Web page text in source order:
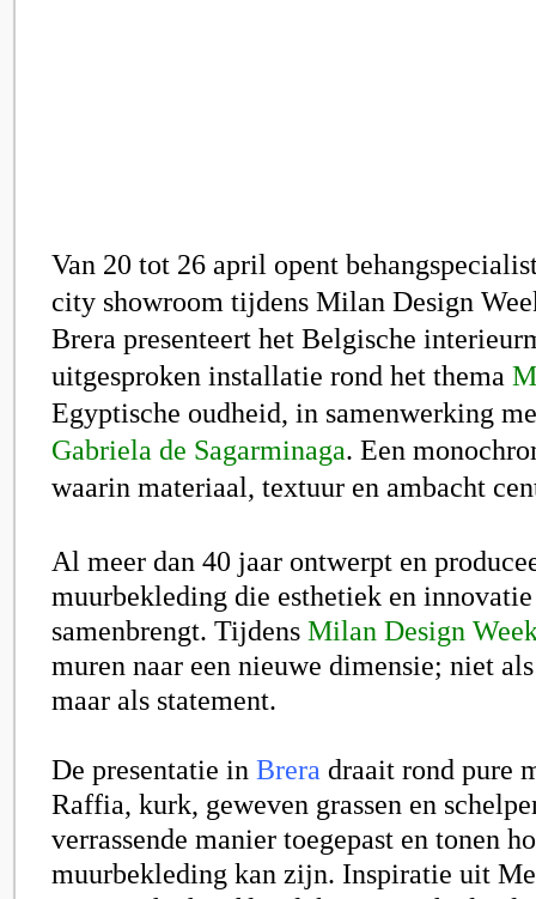
Van 20 tot 26 april opent
city showroom tijdens Milan Design
Brera presenteert het Belgische
uitgesproken installatie rond het thema
Egyptische oudheid, in samenwerking
Gabriela de Sagarminaga. Een
waarin materiaal, textuur en ambacht
Al meer dan 40 jaar ontwerpt en
muurbekleding die esthetiek en innovatie
samenbrengt. Tijdens Milan Design
muren naar een nieuwe dimensie; niet
maar als statement.
De presentatie in Brera draait rond pure
Raffia, kurk, geweven grassen en
verrassende manier toegepast en tonen
muurbekleding kan zijn. Inspiratie uit